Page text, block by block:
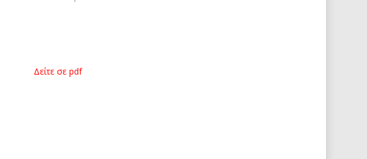
Δείτε σε pdf